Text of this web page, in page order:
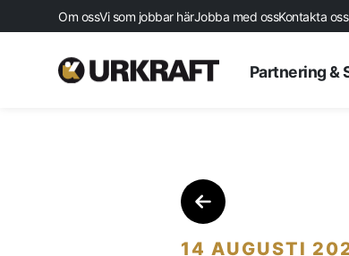
Om ossVi som jobbar härJobba med ossKontakta oss
Partnering &
14 AUGUSTI